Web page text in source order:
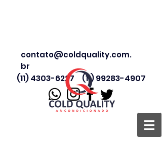
contato@coldquality.com.
br
(11) 4303-6227 (11) 99283-4907